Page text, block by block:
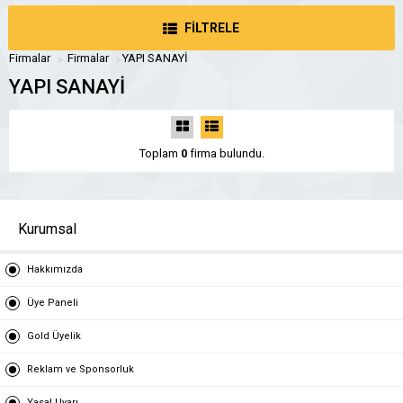
FİLTRELE
Firmalar Firmalar YAPI SANAYİ
YAPI SANAYİ
Toplam 0firma bulundu.
Kurumsal
Hakkımızda
Üye Paneli
Gold Üyelik
Reklam ve Sponsorluk